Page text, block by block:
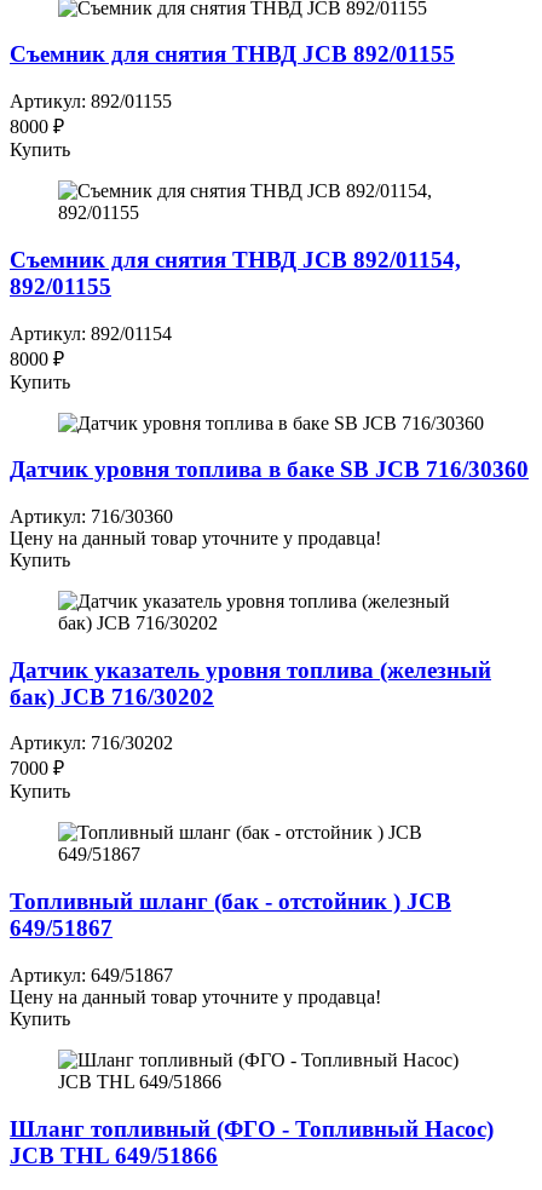
Съемник для снятия ТНВД JCB 892/01155
Артикул: 892/01155
8000 ₽
Купить
Съемник для снятия ТНВД JCB 892/01154,
892/01155
Артикул: 892/01154
8000 ₽
Купить
Датчик уровня топлива в баке SB JCB 716/30360
Артикул: 716/30360
Цену на данный товар уточните у продавца!
Купить
Датчик указатель уровня топлива (железный
бак) JCB 716/30202
Артикул: 716/30202
7000 ₽
Купить
Топливный шланг (бак - отстойник ) JCB
649/51867
Артикул: 649/51867
Цену на данный товар уточните у продавца!
Купить
Шланг топливный (ФГО - Топливный Насос)
JCB THL 649/51866